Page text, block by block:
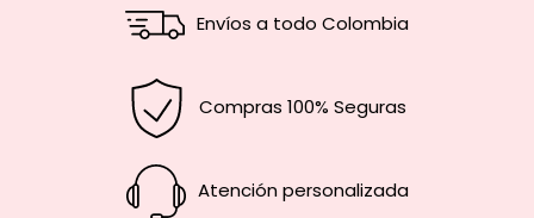
Envíos a todo Colombia
Compras 100% Seguras
Atención personalizada